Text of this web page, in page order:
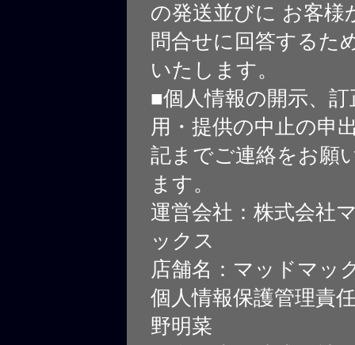
の発送並びに お客様
問合せに回答するた
いたします。
■個人情報の開示、
用・提供の中止の申
記までご連絡をお願
ます。
運営会社：株式会社
ックス
店舗名：マッドマッ
個人情報保護管理責
野明菜